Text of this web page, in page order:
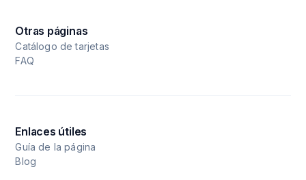
Otras páginas
Catálogo de tarjetas
FAQ
Enlaces útiles
Guía de la página
Blog